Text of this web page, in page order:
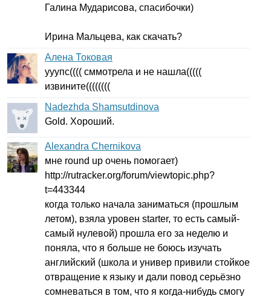
Галина Мударисова, спасибочки)
Ирина Мальцева, как скачать?
Алена Токовая
ууупс(((( сммотрела и не нашла(((((
извините((((((((
Nadezhda Shamsutdinova
Gold. Хороший.
Alexandra Chernikova
мне round up очень помогает)
http://rutracker.org/forum/viewtopic.php?
t=443344
когда только начала заниматься (прошлым
летом), взяла уровен starter, то есть самый-
самый нулевой) прошла его за неделю и
поняла, что я больше не боюсь изучать
английский (школа и универ привили стойкое
отвращение к языку и дали повод серьёзно
сомневаться в том, что я когда-нибудь смогу